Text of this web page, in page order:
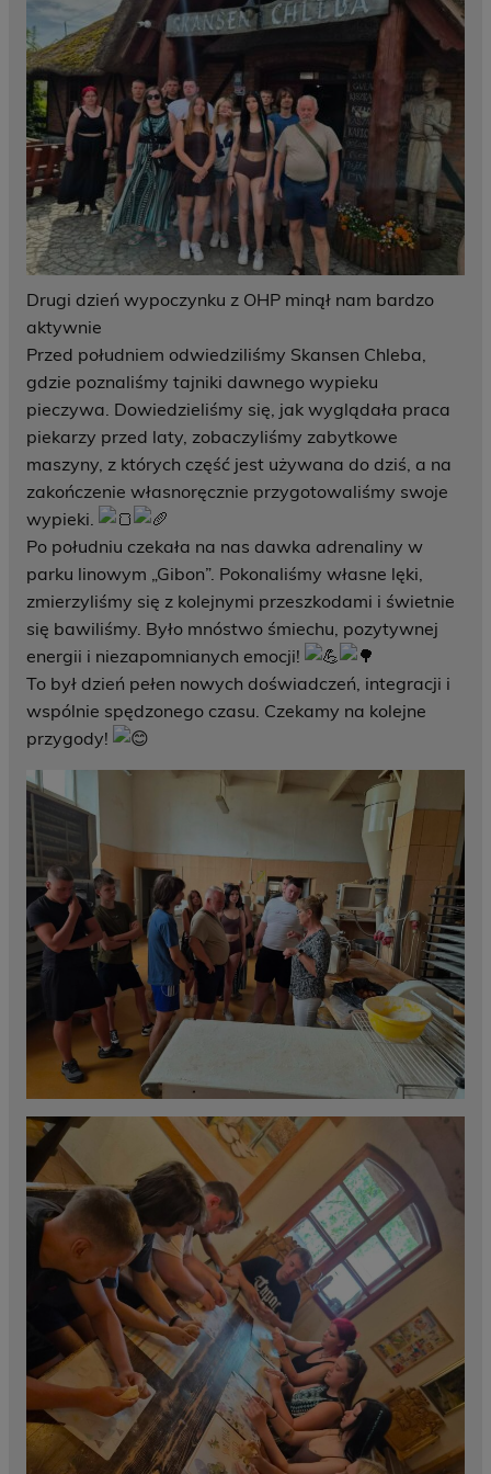
Drugi dzień wypoczynku z OHP minął nam bardzo
aktywnie
Przed południem odwiedziliśmy Skansen Chleba,
gdzie poznaliśmy tajniki dawnego wypieku
pieczywa. Dowiedzieliśmy się, jak wyglądała praca
piekarzy przed laty, zobaczyliśmy zabytkowe
maszyny, z których część jest używana do dziś, a na
zakończenie własnoręcznie przygotowaliśmy swoje
wypieki.
Po południu czekała na nas dawka adrenaliny w
parku linowym „Gibon”. Pokonaliśmy własne lęki,
zmierzyliśmy się z kolejnymi przeszkodami i świetnie
się bawiliśmy. Było mnóstwo śmiechu, pozytywnej
energii i niezapomnianych emocji!
To był dzień pełen nowych doświadczeń, integracji i
wspólnie spędzonego czasu. Czekamy na kolejne
przygody!